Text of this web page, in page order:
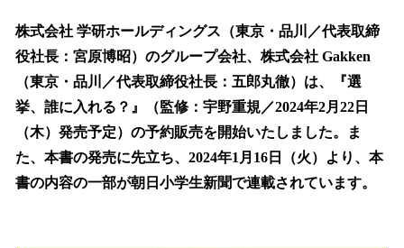
！
数
を
読
み
込
み
中
で
株式会社 学研ホールディングス（東京・品川／代表取締
役社長：宮原博昭）のグループ会社、株式会社 Gakken
（東京・品川／代表取締役社長：五郎丸徹）は、『選
挙、誰に入れる？』（監修：宇野重規／2024年2月22日
（木）発売予定）の予約販売を開始いたしました。ま
た、本書の発売に先立ち、2024年1月16日（火）より、本
書の内容の一部が朝日小学生新聞で連載されています。